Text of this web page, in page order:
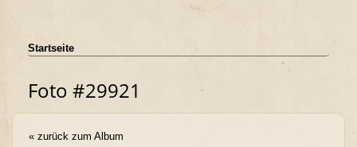
Startseite
Foto #29921
« zurück zum Album